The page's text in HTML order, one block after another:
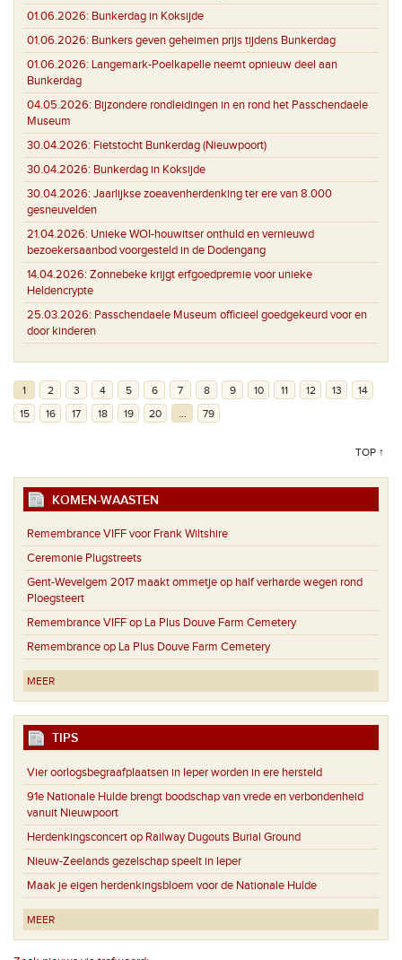
01.06.2026: Bunkerdag in Koksijde
01.06.2026: Bunkers geven geheimen prijs tijdens Bunkerdag
01.06.2026: Langemark-Poelkapelle neemt opnieuw deel aan
Bunkerdag
04.05.2026: Bijzondere rondleidingen in en rond het Passchendaele
Museum
30.04.2026: Fietstocht Bunkerdag (Nieuwpoort)
30.04.2026: Bunkerdag in Koksijde
30.04.2026: Jaarlijkse zoeavenherdenking ter ere van 8.000
gesneuvelden
21.04.2026: Unieke WOI-houwitser onthuld en vernieuwd
bezoekersaanbod voorgesteld in de Dodengang
14.04.2026: Zonnebeke krijgt erfgoedpremie voor unieke
Heldencrypte
25.03.2026: Passchendaele Museum officieel goedgekeurd voor en
door kinderen
1 2 3 4 5 6 7 8 9 10 11 12 13
14
15
16 17 18 19 20 79
TOP ↑
KOMEN-WAASTEN
Remembrance VIFF voor Frank Wiltshire
Ceremonie Plugstreets
Gent-Wevelgem 2017 maakt ommetje op half verharde wegen rond
Ploegsteert
Remembrance VIFF op La Plus Douve Farm Cemetery
Remembrance op La Plus Douve Farm Cemetery
MEER
TIPS
Vier oorlogsbegraafplaatsen in Ieper worden in ere hersteld
91e Nationale Hulde brengt boodschap van vrede en verbondenheid
vanuit Nieuwpoort
Herdenkingsconcert op Railway Dugouts Burial Ground
Nieuw-Zeelands gezelschap speelt in Ieper
Maak je eigen herdenkingsbloem voor de Nationale Hulde
MEER